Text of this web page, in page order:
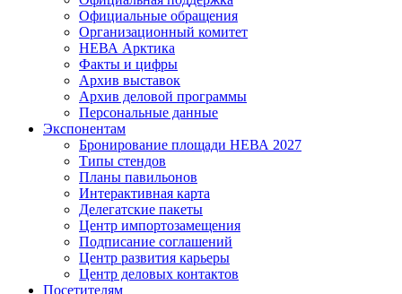
Официальные обращения
Организационный комитет
НЕВА Арктика
Факты и цифры
Архив выставок
Архив деловой программы
Персональные данные
Экспонентам
Бронирование площади НЕВА 2027
Типы стендов
Планы павильонов
Интерактивная карта
Делегатские пакеты
Центр импортозамещения
Подписание соглашений
Центр развития карьеры
Центр деловых контактов
Посетителям